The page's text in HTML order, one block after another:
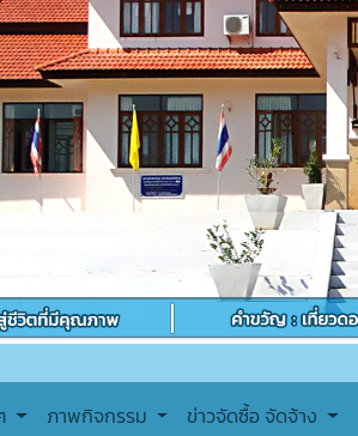
ภาพกิจกรรม ข่าวจัดซื้อ จัดจ้าง